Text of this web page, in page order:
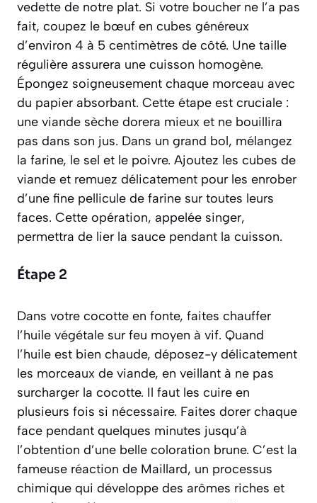
vedette de notre plat. Si votre boucher ne l’a pas
fait, coupez le bœuf en cubes généreux
d’environ 4 à 5 centimètres de côté. Une taille
régulière assurera une cuisson homogène.
Épongez soigneusement chaque morceau avec
du papier absorbant. Cette étape est cruciale :
une viande sèche dorera mieux et ne bouillira
pas dans son jus. Dans un grand bol, mélangez
la farine, le sel et le poivre. Ajoutez les cubes de
viande et remuez délicatement pour les enrober
d’une fine pellicule de farine sur toutes leurs
faces. Cette opération, appelée singer,
permettra de lier la sauce pendant la cuisson.
Étape 2
Dans votre cocotte en fonte, faites chauffer
l’huile végétale sur feu moyen à vif. Quand
l’huile est bien chaude, déposez-y délicatement
les morceaux de viande, en veillant à ne pas
surcharger la cocotte. Il faut les cuire en
plusieurs fois si nécessaire. Faites dorer chaque
face pendant quelques minutes jusqu’à
l’obtention d’une belle coloration brune. C’est la
fameuse réaction de Maillard, un processus
chimique qui développe des arômes riches et